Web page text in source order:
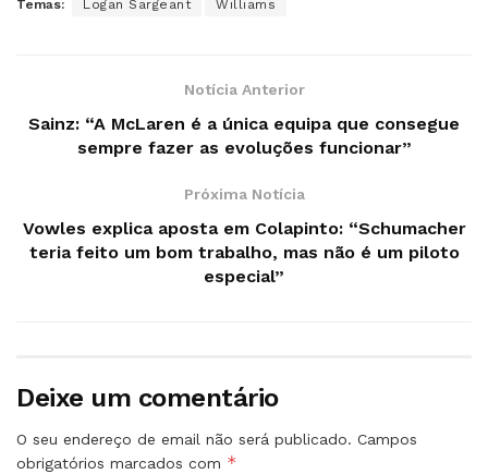
Temas: Logan Sargeant Williams
Notícia Anterior
Sainz: “A McLaren é a única equipa que consegue
sempre fazer as evoluções funcionar”
Próxima Notícia
Vowles explica aposta em Colapinto: “Schumacher
teria feito um bom trabalho, mas não é um piloto
especial”
Deixe um comentário
O seu endereço de email não será publicado. Campos
obrigatórios marcados com *